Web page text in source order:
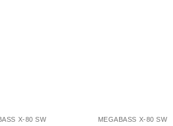
X-80 SW MEGABASS X-80 SW